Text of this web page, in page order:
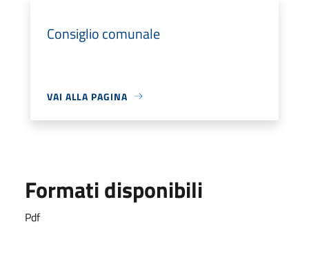
Consiglio comunale
VAI ALLA PAGINA
Formati disponibili
Pdf